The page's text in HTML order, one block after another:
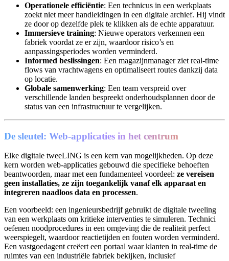
Operationele efficiëntie: Een technicus in een werkplaats
zoekt niet meer handleidingen in een digitale archief. Hij vindt
ze door op dezelfde plek te klikken als de echte apparatuur.
Immersieve training: Nieuwe operators verkennen een
fabriek voordat ze er zijn, waardoor risico’s en
aanpassingsperiodes worden verminderd.
Informed beslissingen: Een magazijnmanager ziet real-time
flows van vrachtwagens en optimaliseert routes dankzij data
op locatie.
Globale samenwerking: Een team verspreid over
verschillende landen bespreekt onderhoudsplannen door de
status van een infrastructuur te vergelijken.
De sleutel: Web-applicaties in het centrum
Elke digitale tweeLING is een kern van mogelijkheden. Op deze
kern worden web-applicaties gebouwd die specifieke behoeften
beantwoorden, maar met een fundamenteel voordeel: ze vereisen
geen installaties, ze zijn toegankelijk vanaf elk apparaat en
integreren naadloos data en processen.
Een voorbeeld: een ingenieursbedrijf gebruikt de digitale tweeling
van een werkplaats om kritieke interventies te simuleren. Technici
oefenen noodprocedures in een omgeving die de realiteit perfect
weerspiegelt, waardoor reactietijden en fouten worden verminderd.
Een vastgoedagent creëert een portaal waar klanten in real-time de
ruimtes van een industriële fabriek bekijken, inclusief